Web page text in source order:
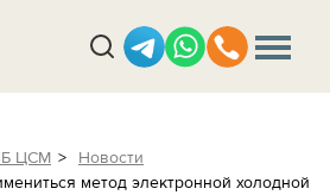
ЦСМ
Новости
метод электронной холодной